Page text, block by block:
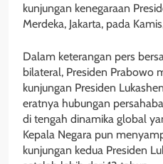
kunjungan kenegaraan
Merdeka, Jakarta, pada
Dalam keterangan pers
bilateral, Presiden Prabowo
kunjungan Presiden
eratnya hubungan
di tengah dinamika global
Kepala Negara pun
kunjungan kedua Presiden